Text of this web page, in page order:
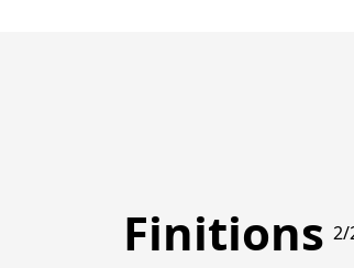
Finitions 2/